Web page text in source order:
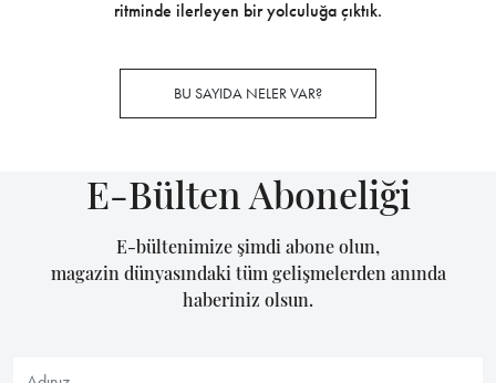
ritminde ilerleyen bir yolculuğa çıktık.
BU SAYIDA NELER VAR?
E-Bülten Aboneliği
E-bültenimize şimdi abone olun,
magazin dünyasındaki tüm gelişmelerden anında
haberiniz olsun.